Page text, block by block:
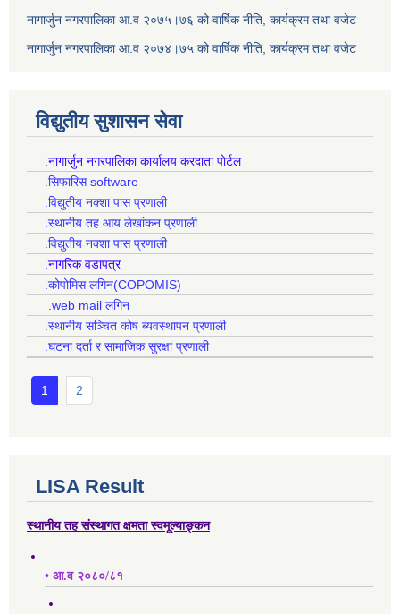
नागार्जुन नगरपालिका आ.व २०७५।७६ को वार्षिक नीति, कार्यक्रम तथा वजेट
नागार्जुन नगरपालिका आ.व २०७४।७५ को वार्षिक नीति, कार्यक्रम तथा वजेट
विद्युतीय सुशासन सेवा
.नागार्जुन नगरपालिका कार्यालय करदाता पोर्टल
.सिफारिस software
.विद्युतीय नक्शा पास प्रणाली
.स्थानीय तह आय लेखांकन प्रणाली
.विद्युतीय नक्शा पास प्रणाली
.नागरिक वडापत्र
.कोपोमिस लगिन(COPOMIS)
.web mail लगिन
.स्थानीय सञ्चित कोष ब्यवस्थापन प्रणाली
.घटना दर्ता र सामाजिक सुरक्षा प्रणाली
1 2
LISA Result
स्थानीय तह संस्थागत क्षमता स्वमूल्याङ्कन
• आ.व २०८०/८१